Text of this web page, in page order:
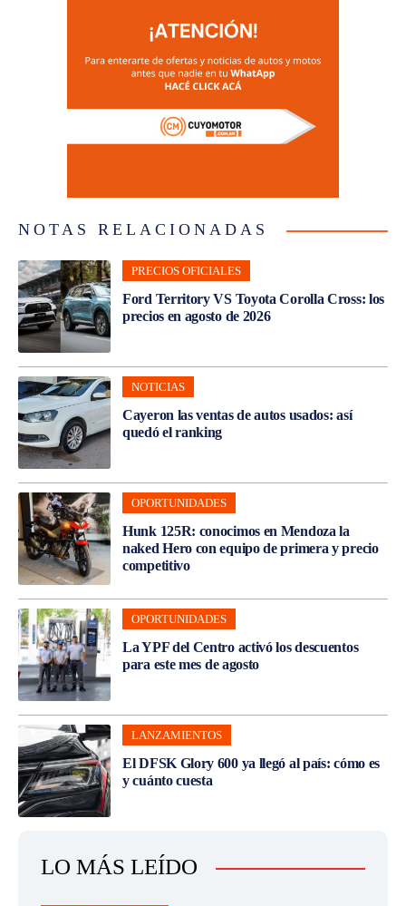
NOTAS RELACIONADAS
PRECIOS OFICIALES
Ford Territory VS Toyota Corolla Cross: los
precios en agosto de 2026
NOTICIAS
Cayeron las ventas de autos usados: así
quedó el ranking
OPORTUNIDADES
Hunk 125R: conocimos en Mendoza la
naked Hero con equipo de primera y precio
competitivo
OPORTUNIDADES
La YPF del Centro activó los descuentos
para este mes de agosto
LANZAMIENTOS
El DFSK Glory 600 ya llegó al país: cómo es
y cuánto cuesta
LO MÁS LEÍDO